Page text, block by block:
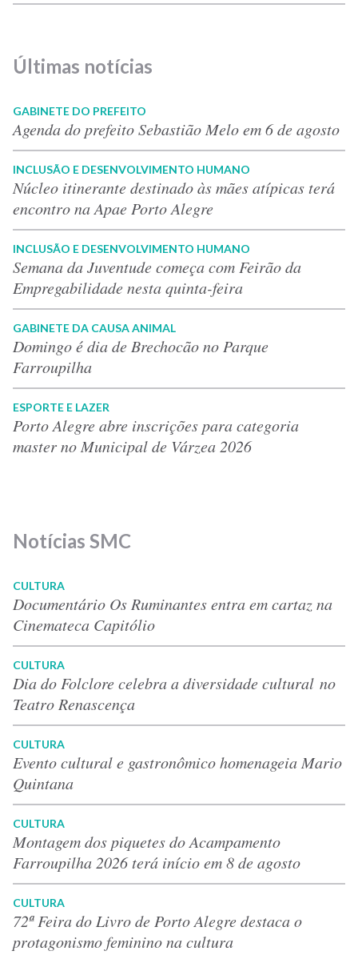
Últimas notícias
GABINETE DO PREFEITO
Agenda do prefeito Sebastião Melo em 6 de agosto
INCLUSÃO E DESENVOLVIMENTO HUMANO
Núcleo itinerante destinado às mães atípicas terá
encontro na Apae Porto Alegre
INCLUSÃO E DESENVOLVIMENTO HUMANO
Semana da Juventude começa com Feirão da
Empregabilidade nesta quinta-feira
GABINETE DA CAUSA ANIMAL
Domingo é dia de Brechocão no Parque
Farroupilha
ESPORTE E LAZER
Porto Alegre abre inscrições para categoria
master no Municipal de Várzea 2026
Notícias SMC
CULTURA
Documentário Os Ruminantes entra em cartaz na
Cinemateca Capitólio
CULTURA
Dia do Folclore celebra a diversidade cultural no
Teatro Renascença
CULTURA
Evento cultural e gastronômico homenageia Mario
Quintana
CULTURA
Montagem dos piquetes do Acampamento
Farroupilha 2026 terá início em 8 de agosto
CULTURA
72ª Feira do Livro de Porto Alegre destaca o
protagonismo feminino na cultura